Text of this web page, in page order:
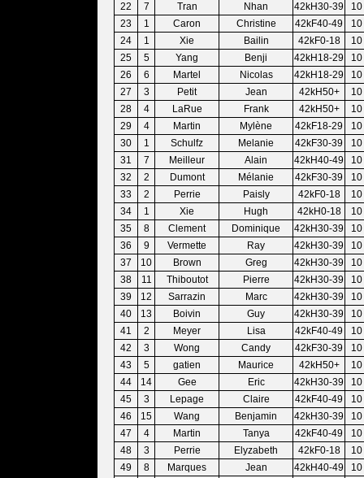
22
7 Tran Nhan 42kH30-39
10
23
1 Caron Christine 42kF40-49
10
24
1 Xie Bailin 42kF0-18
10
25
5 Yang Benji 42kH18-29
10
26
6 Martel Nicolas 42kH18-29
10
27
3 Petit Jean 42kH50+
10
28
4 LaRue Frank 42kH50+
10
29
4 Martin Mylène 42kF18-29
10
30
1 Schulfz Melanie 42kF30-39
10
31
7 Meilleur Alain 42kH40-49
10
32
2 Dumont Mélanie 42kF30-39
10
33
2 Perrie Paisly 42kF0-18
10
34
1 Xie Hugh 42kH0-18
10
35
8 Clement Dominique 42kH30-39
10
36
9 Vermette Ray 42kH30-39
10
37
10 Brown Greg 42kH30-39
10
38
11 Thiboutot Pierre 42kH30-39
10
39
12 Sarrazin Marc 42kH30-39
10
40
13 Boivin Guy 42kH30-39
10
41
2 Meyer Lisa 42kF40-49
10
42
3 Wong Candy 42kF30-39
10
43
5 gatien Maurice 42kH50+
10
44
14 Gee Eric 42kH30-39
10
45
3 Lepage Claire 42kF40-49
10
46
15 Wang Benjamin 42kH30-39
10
47
4 Martin Tanya 42kF40-49
10
48
3 Perrie Elyzabeth 42kF0-18
10
49
8 Marques Jean 42kH40-49
10